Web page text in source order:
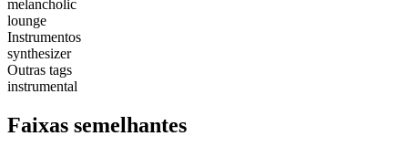
melancholic
lounge
Instrumentos
synthesizer
Outras tags
instrumental
Faixas semelhantes